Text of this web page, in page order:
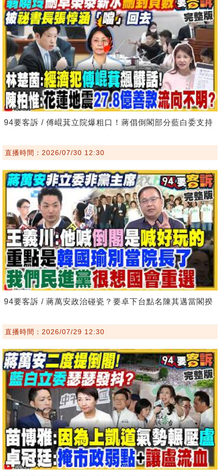
94要客訴 / 傅崐萁立院爆粗口！蔣倡倒閣部分藍白委支持
直播時間：2026/07/30 12:30
94要客訴 / 蔣萬安政治碰瓷？要卓下台點名陳其邁當閣揆
直播時間：2026/07/29 12:30